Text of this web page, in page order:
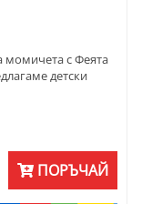
момичета с Феята
детски
ПОРЪЧАЙ